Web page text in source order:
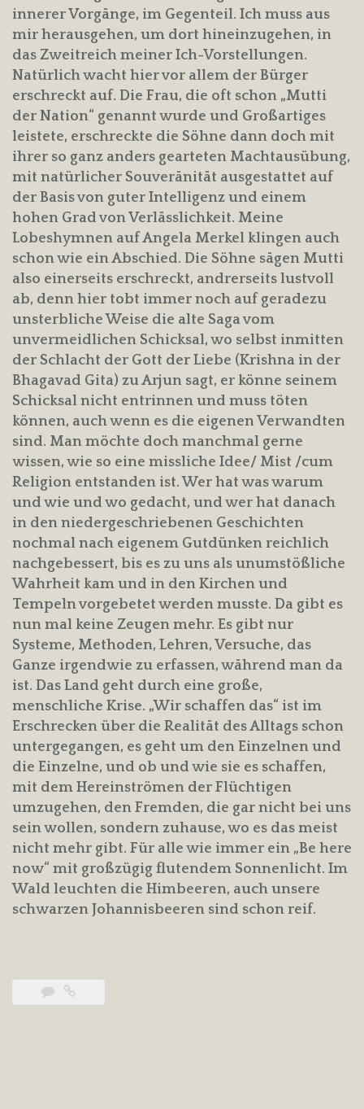
innerer Vorgänge, im Gegenteil. Ich muss aus
mir herausgehen, um dort hineinzugehen, in
das Zweitreich meiner Ich-Vorstellungen.
Natürlich wacht hier vor allem der Bürger
erschreckt auf. Die Frau, die oft schon „Mutti
der Nation“ genannt wurde und Großartiges
leistete, erschreckte die Söhne dann doch mit
ihrer so ganz anders gearteten Machtausübung,
mit natürlicher Souveränität ausgestattet auf
der Basis von guter Intelligenz und einem
hohen Grad von Verlässlichkeit. Meine
Lobeshymnen auf Angela Merkel klingen auch
schon wie ein Abschied. Die Söhne sägen Mutti
also einerseits erschreckt, andrerseits lustvoll
ab, denn hier tobt immer noch auf geradezu
unsterbliche Weise die alte Saga vom
unvermeidlichen Schicksal, wo selbst inmitten
der Schlacht der Gott der Liebe (Krishna in der
Bhagavad Gita) zu Arjun sagt, er könne seinem
Schicksal nicht entrinnen und muss töten
können, auch wenn es die eigenen Verwandten
sind. Man möchte doch manchmal gerne
wissen, wie so eine missliche Idee/ Mist /cum
Religion entstanden ist. Wer hat was warum
und wie und wo gedacht, und wer hat danach
in den niedergeschriebenen Geschichten
nochmal nach eigenem Gutdünken reichlich
nachgebessert, bis es zu uns als unumstößliche
Wahrheit kam und in den Kirchen und
Tempeln vorgebetet werden musste. Da gibt es
nun mal keine Zeugen mehr. Es gibt nur
Systeme, Methoden, Lehren, Versuche, das
Ganze irgendwie zu erfassen, während man da
ist. Das Land geht durch eine große,
menschliche Krise. „Wir schaffen das“ ist im
Erschrecken über die Realität des Alltags schon
untergegangen, es geht um den Einzelnen und
die Einzelne, und ob und wie sie es schaffen,
mit dem Hereinströmen der Flüchtigen
umzugehen, den Fremden, die gar nicht bei uns
sein wollen, sondern zuhause, wo es das meist
nicht mehr gibt. Für alle wie immer ein „Be here
now“ mit großzügig flutendem Sonnenlicht. Im
Wald leuchten die Himbeeren, auch unsere
schwarzen Johannisbeeren sind schon reif.